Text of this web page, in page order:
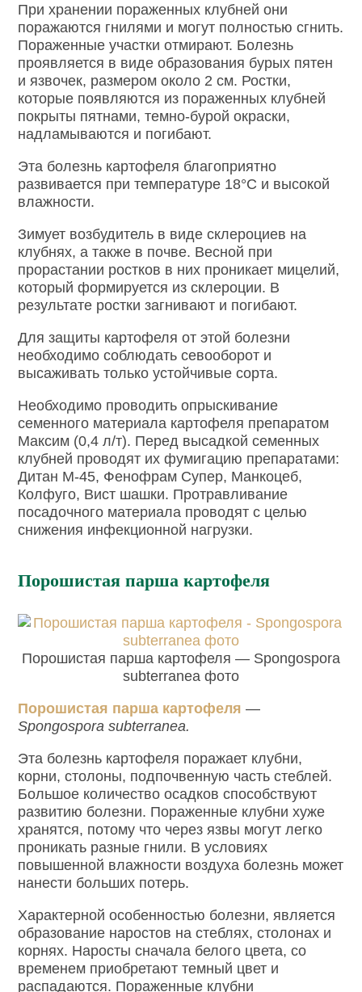
При хранении пораженных клубней они
поражаются гнилями и могут полностью сгнить.
Пораженные участки отмирают. Болезнь
проявляется в виде образования бурых пятен
и язвочек, размером около 2 см. Ростки,
которые появляются из пораженных клубней
покрыты пятнами, темно-бурой окраски,
надламываются и погибают.
Эта болезнь картофеля благоприятно
развивается при температуре 18°С и высокой
влажности.
Зимует возбудитель в виде склероциев на
клубнях, а также в почве. Весной при
прорастании ростков в них проникает мицелий,
который формируется из склероции. В
результате ростки загнивают и погибают.
Для защиты картофеля от этой болезни
необходимо соблюдать севооборот и
высаживать только устойчивые сорта.
Необходимо проводить опрыскивание
семенного материала картофеля препаратом
Максим (0,4 л/т). Перед высадкой семенных
клубней проводят их фумигацию препаратами:
Дитан М-45, Фенофрам Супер, Манкоцеб,
Колфуго, Вист шашки. Протравливание
посадочного материала проводят с целью
снижения инфекционной нагрузки.
Порошистая парша картофеля
Порошистая парша картофеля — Spongospora
subterranea фото
Порошистая парша картофеля —
Spongospora subterranea.
Эта болезнь картофеля поражает клубни,
корни, столоны, подпочвенную часть стеблей.
Большое количество осадков способствуют
развитию болезни. Пораженные клубни хуже
хранятся, потому что через язвы могут легко
проникать разные гнили. В условиях
повышенной влажности воздуха болезнь может
нанести больших потерь.
Характерной особенностью болезни, является
образование наростов на стеблях, столонах и
корнях. Наросты сначала белого цвета, со
временем приобретают темный цвет и
распадаются. Пораженные клубни